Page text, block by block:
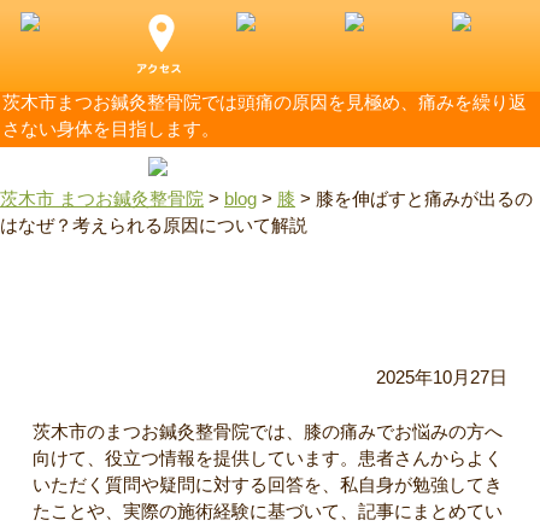
茨木市まつお鍼灸整骨院では頭痛の原因を見極め、痛みを繰り返
さない身体を目指します。
茨木市 まつお鍼灸整骨院 > blog > 膝 > 膝を伸ばすと痛みが出るの
はなぜ？考えられる原因について解説
2025年10月27日
茨木市のまつお鍼灸整骨院では、膝の痛みでお悩みの方へ
向けて、役立つ情報を提供しています。患者さんからよく
いただく質問や疑問に対する回答を、私自身が勉強してき
たことや、実際の施術経験に基づいて、記事にまとめてい